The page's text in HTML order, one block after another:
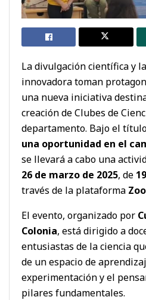
La divulgación científica y
innovadora toman
una nueva iniciativa
creación de Clubes de
departamento. Bajo el
una oportunidad en el
se llevará a cabo una
26 de marzo de 2025, de
través de la plataforma
El evento, organizado por
Colonia, está dirigido a
entusiastas de la ciencia
de un espacio de
experimentación y el
pilares fundamentales.